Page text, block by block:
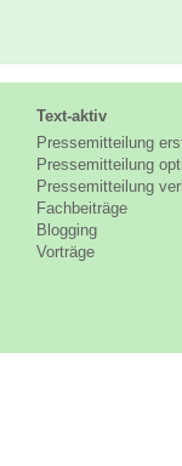
Text-aktiv
Pressemitteilung
Pressemitteilung
Pressemitteilung
Fachbeiträge
Blogging
Vorträge